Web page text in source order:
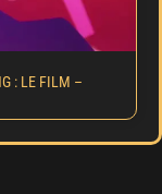
: LE FILM –